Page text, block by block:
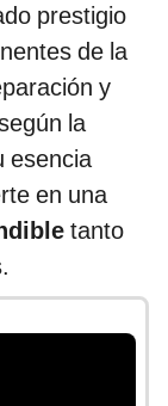
prestigio
de la
y
la
esencia
en una
tanto